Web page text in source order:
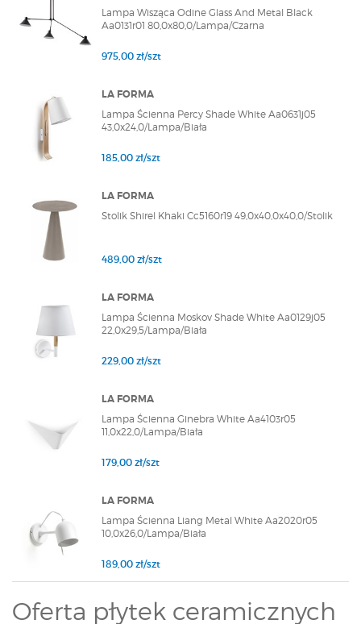
Lampa Wisząca Odine Glass And Metal Black
Aa0131r01 80,0x80,0/Lampa/Czarna
975,00 zł/szt
LA FORMA
Lampa Ścienna Percy Shade White Aa0631j05
43,0x24,0/Lampa/Biała
185,00 zł/szt
LA FORMA
Stolik Shirel Khaki Cc5160r19 49,0x40,0x40,0/Stolik
489,00 zł/szt
LA FORMA
Lampa Ścienna Moskov Shade White Aa0129j05
22,0x29,5/Lampa/Biała
229,00 zł/szt
LA FORMA
Lampa Ścienna Ginebra White Aa4103r05
11,0x22,0/Lampa/Biała
179,00 zł/szt
LA FORMA
Lampa Ścienna Liang Metal White Aa2020r05
10,0x26,0/Lampa/Biała
189,00 zł/szt
Oferta płytek ceramicznych